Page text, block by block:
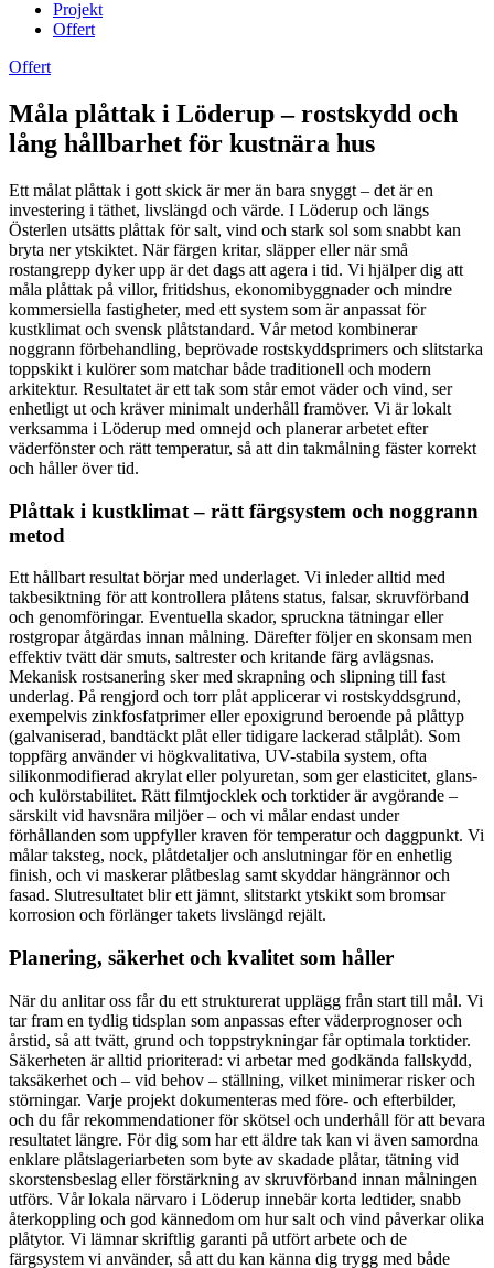
Projekt
Offert
Offert
Måla plåttak i Löderup – rostskydd och
lång hållbarhet för kustnära hus
Ett målat plåttak i gott skick är mer än bara snyggt – det är en
investering i täthet, livslängd och värde. I Löderup och längs
Österlen utsätts plåttak för salt, vind och stark sol som snabbt kan
bryta ner ytskiktet. När färgen kritar, släpper eller när små
rostangrepp dyker upp är det dags att agera i tid. Vi hjälper dig att
måla plåttak på villor, fritidshus, ekonomibyggnader och mindre
kommersiella fastigheter, med ett system som är anpassat för
kustklimat och svensk plåtstandard. Vår metod kombinerar
noggrann förbehandling, beprövade rostskyddsprimers och slitstarka
toppskikt i kulörer som matchar både traditionell och modern
arkitektur. Resultatet är ett tak som står emot väder och vind, ser
enhetligt ut och kräver minimalt underhåll framöver. Vi är lokalt
verksamma i Löderup med omnejd och planerar arbetet efter
väderfönster och rätt temperatur, så att din takmålning fäster korrekt
och håller över tid.
Plåttak i kustklimat – rätt färgsystem och noggrann
metod
Ett hållbart resultat börjar med underlaget. Vi inleder alltid med
takbesiktning för att kontrollera plåtens status, falsar, skruvförband
och genomföringar. Eventuella skador, spruckna tätningar eller
rostgropar åtgärdas innan målning. Därefter följer en skonsam men
effektiv tvätt där smuts, saltrester och kritande färg avlägsnas.
Mekanisk rostsanering sker med skrapning och slipning till fast
underlag. På rengjord och torr plåt applicerar vi rostskyddsgrund,
exempelvis zinkfosfatprimer eller epoxigrund beroende på plåttyp
(galvaniserad, bandtäckt plåt eller tidigare lackerad stålplåt). Som
toppfärg använder vi högkvalitativa, UV-stabila system, ofta
silikonmodifierad akrylat eller polyuretan, som ger elasticitet, glans-
och kulörstabilitet. Rätt filmtjocklek och torktider är avgörande –
särskilt vid havsnära miljöer – och vi målar endast under
förhållanden som uppfyller kraven för temperatur och daggpunkt. Vi
målar taksteg, nock, plåtdetaljer och anslutningar för en enhetlig
finish, och vi maskerar plåtbeslag samt skyddar hängrännor och
fasad. Slutresultatet blir ett jämnt, slitstarkt ytskikt som bromsar
korrosion och förlänger takets livslängd rejält.
Planering, säkerhet och kvalitet som håller
När du anlitar oss får du ett strukturerat upplägg från start till mål. Vi
tar fram en tydlig tidsplan som anpassas efter väderprognoser och
årstid, så att tvätt, grund och toppstrykningar får optimala torktider.
Säkerheten är alltid prioriterad: vi arbetar med godkända fallskydd,
taksäkerhet och – vid behov – ställning, vilket minimerar risker och
störningar. Varje projekt dokumenteras med före- och efterbilder,
och du får rekommendationer för skötsel och underhåll för att bevara
resultatet längre. För dig som har ett äldre tak kan vi även samordna
enklare plåtslageriarbeten som byte av skadade plåtar, tätning vid
skorstensbeslag eller förstärkning av skruvförband innan målningen
utförs. Vår lokala närvaro i Löderup innebär korta ledtider, snabb
återkoppling och god kännedom om hur salt och vind påverkar olika
plåtytor. Vi lämnar skriftlig garanti på utfört arbete och de
färgsystem vi använder, så att du kan känna dig trygg med både